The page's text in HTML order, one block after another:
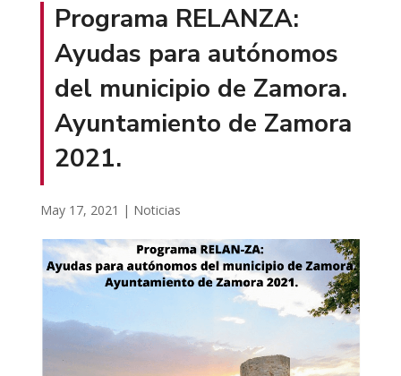
Programa RELANZA:
Ayudas para autónomos
del municipio de Zamora.
Ayuntamiento de Zamora
2021.
May 17, 2021 | Noticias